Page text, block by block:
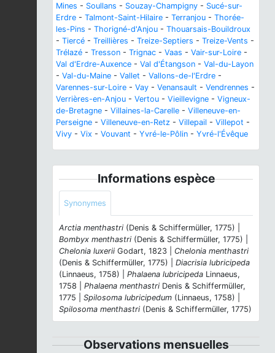
Mines - Soullans - Souzay-Champigny - Sucé-sur-
Erdre - Talmont-Saint-Hilaire - Terranjou - Thorée-
les-Pins - Thorigné-d'Anjou - Thouarsais-Bouildroux
- Tiercé - Treillières - Treize-Septiers - Treize-Vents -
Trélazé - Tresson - Trignac - Vaas - Vair-sur-Loire -
Val d'Erdre-Auxence - Val d'Étangson - Val-du-Layon
- Val-du-Maine - Vallet - Vallons-de-l'Erdre -
Varennes-sur-Loire - Vay - Venansault - Vendrennes -
Verrières-en-Anjou - Vertou - Vieillevigne - Vigneux-
de-Bretagne - Villaines-la-Carelle - Villeneuve-en-
Perseigne - Villeneuve-en-Retz - Villepail - Villepot -
Vivy - Vix - Vouvant - Yvré-le-Pôlin - Yvré-l'Évêque
Informations espèce
Synonymes
Arctia menthastri (Denis & Schiffermüller, 1775) |
Bombyx menthastri (Denis & Schiffermüller, 1775) |
Chelonia luxerii Godart, 1823 | Chelonia menthastri
(Denis & Schiffermüller, 1775) | Diacrisia lubricipeda
(Linnaeus, 1758) | Phalaena lubricipeda Linnaeus,
1758 | Phalaena menthastri Denis & Schiffermüller,
1775 | Spilosoma lubricipedum (Linnaeus, 1758) |
Spilosoma menthastri (Denis & Schiffermüller, 1775)
Observations mensuelles